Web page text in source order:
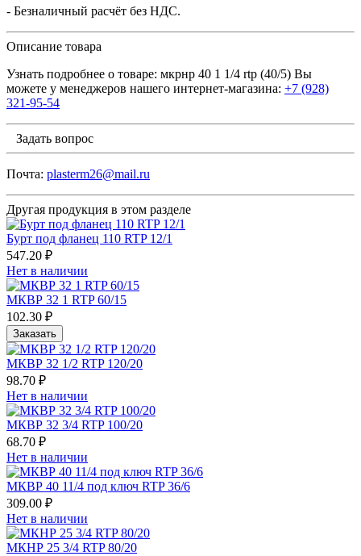
- Безналичный расчёт без НДС.
Описание товара
Узнать подробнее о товаре: мкрнр 40 1 1/4 rtp (40/5) Вы
можете у менеджеров нашего интернет-магазина: +7 (928)
321-95-54
Задать вопрос
Почта: plasterm26@mail.ru
Другая продукция в этом разделе
Бурт под фланец 110 RTP 12/1
547.20 ₽
Нет в наличии
МКВР 32 1 RTP 60/15
102.30 ₽
Заказать
МКВР 32 1/2 RTP 120/20
98.70 ₽
Нет в наличии
МКВР 32 3/4 RTP 100/20
68.70 ₽
Нет в наличии
МКВР 40 11/4 под ключ RTP 36/6
309.00 ₽
Нет в наличии
МКНР 25 3/4 RTP 80/20